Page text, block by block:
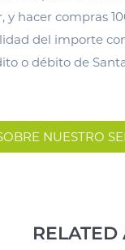
y hacer compras
del importe
o débito de
NUESTRO
RELATED